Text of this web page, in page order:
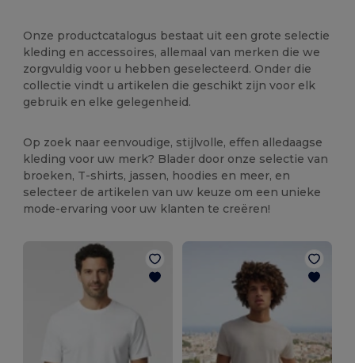
Onze productcatalogus bestaat uit een grote selectie
kleding en accessoires, allemaal van merken die we
zorgvuldig voor u hebben geselecteerd. Onder die
collectie vindt u artikelen die geschikt zijn voor elk
gebruik en elke gelegenheid.
Op zoek naar eenvoudige, stijlvolle, effen alledaagse
kleding voor uw merk? Blader door onze selectie van
broeken, T-shirts, jassen, hoodies en meer, en
selecteer de artikelen van uw keuze om een unieke
mode-ervaring voor uw klanten te creëren!